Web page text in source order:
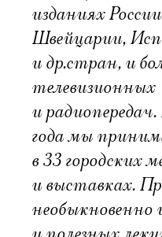
изданиях
Швейцарии,
и др.стран, и
телевизионных
и
года мы
в 33 городских
и выставках.
необыкновенно